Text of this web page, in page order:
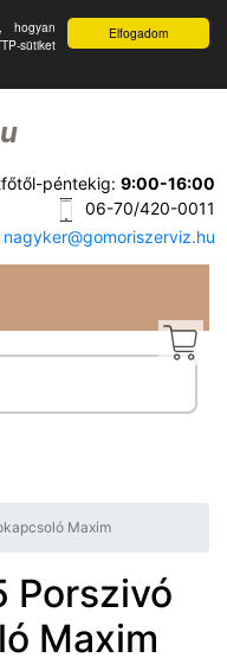
Elfogadom
hogyan
sütiket
péntekig: 9:00-16:00
06-70/420-0011
nagyker@gomoriszerviz.hu
Maxim
Porszivó
Maxim